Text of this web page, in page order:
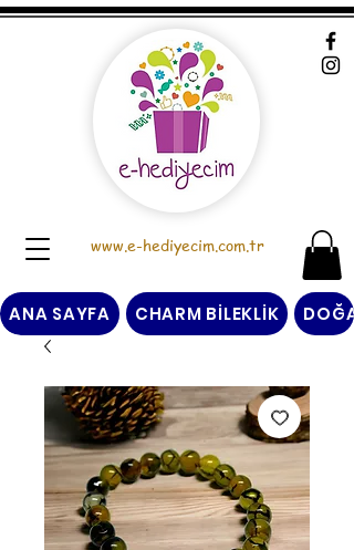
www.e-hediyecim.com.tr
ANA SAYFA CHARM BİLEKLİK